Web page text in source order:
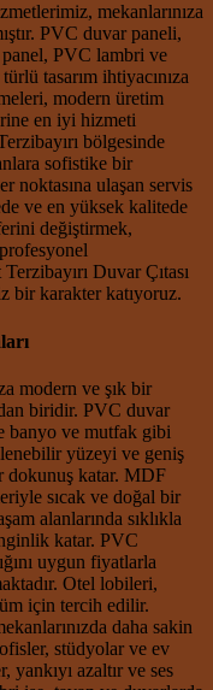
mekanlarınıza
PVC duvar paneli,
PVC lambri ve
tasarım ihtiyacınıza
modern üretim
en iyi hizmeti
bölgesinde
sofistike bir
noktasına ulaşan servis
ve en yüksek kalitede
değiştirmek,
Duvar Çıtası
bir karakter katıyoruz.
modern ve şık bir
biridir. PVC duvar
banyo ve mutfak gibi
yüzeyi ve geniş
dokunuş katar. MDF
sıcak ve doğal bir
alanlarında sıklıkla
katar. PVC
uygun fiyatlarla
Otel lobileri,
için tercih edilir.
daha sakin
stüdyolar ve ev
yankıyı azaltır ve ses